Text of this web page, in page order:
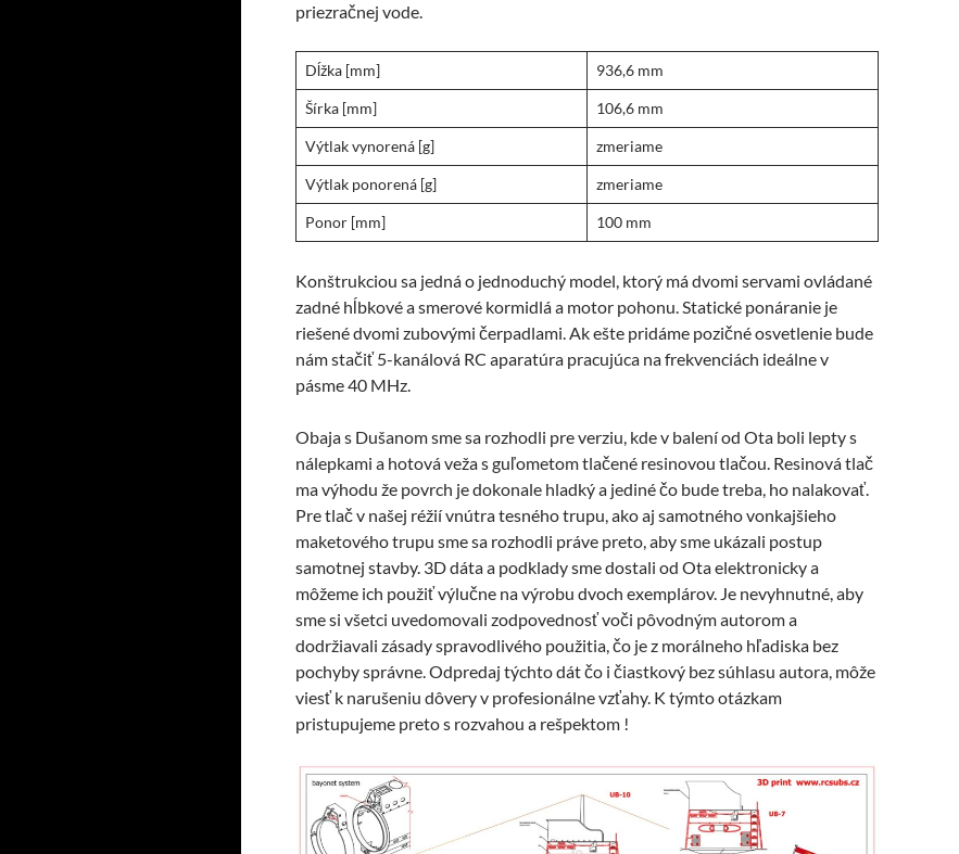
priezračnej vode.
Dĺžka [mm] 936,6 mm
Šírka [mm] 106,6 mm
Výtlak vynorená [g] zmeriame
Výtlak ponorená [g] zmeriame
Ponor [mm] 100 mm
Konštrukciou sa jedná o jednoduchý model, ktorý má dvomi servami ovládané
zadné hĺbkové a smerové kormidlá a motor pohonu. Statické ponáranie je
riešené dvomi zubovými čerpadlami. Ak ešte pridáme pozičné osvetlenie bude
nám stačiť 5-kanálová RC aparatúra pracujúca na frekvenciách ideálne v
pásme 40 MHz.
Obaja s Dušanom sme sa rozhodli pre verziu, kde v balení od Ota boli lepty s
nálepkami a hotová veža s guľometom tlačené resinovou tlačou. Resinová tlač
ma výhodu že povrch je dokonale hladký a jediné čo bude treba, ho nalakovať.
Pre tlač v našej réžií vnútra tesného trupu, ako aj samotného vonkajšieho
maketového trupu sme sa rozhodli práve preto, aby sme ukázali postup
samotnej stavby. 3D dáta a podklady sme dostali od Ota elektronicky a
môžeme ich použiť výlučne na výrobu dvoch exemplárov. Je nevyhnutné, aby
sme si všetci uvedomovali zodpovednosť voči pôvodným autorom a
dodržiavali zásady spravodlivého použitia, čo je z morálneho hľadiska bez
pochyby správne. Odpredaj týchto dát čo i čiastkový bez súhlasu autora, môže
viesť k narušeniu dôvery v profesionálne vzťahy. K týmto otázkam
pristupujeme preto s rozvahou a rešpektom !